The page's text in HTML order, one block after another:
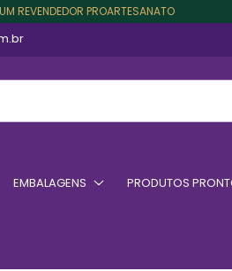
REVENDEDOR PROARTESANATO
EMBALAGENS PRODUTOS